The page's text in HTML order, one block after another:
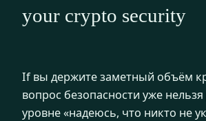
your crypto security
If вы держите заметный объём
вопрос безопасности уже
уровне «надеюсь, что никто не